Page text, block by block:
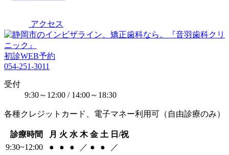
アクセス
初診WEB予約
054-251-3011
受付
9:30～12:00 / 14:00～18:30
各種クレジットカード、電子マネー利用可（自由診療のみ）
診療時間 月 火 水 木 金 土 日/祝
9:30~12:00
● ● ● ／ ● ●
／